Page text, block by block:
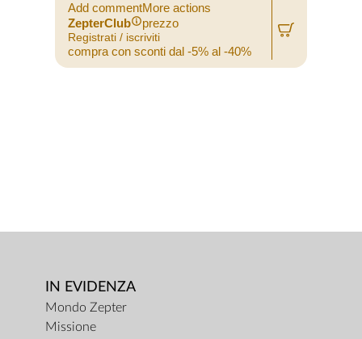
Add commentMore actions
ZepterClub
prezzo
Registrati / iscriviti
compra con sconti dal -5% al -40%
IN EVIDENZA
Mondo Zepter
Missione